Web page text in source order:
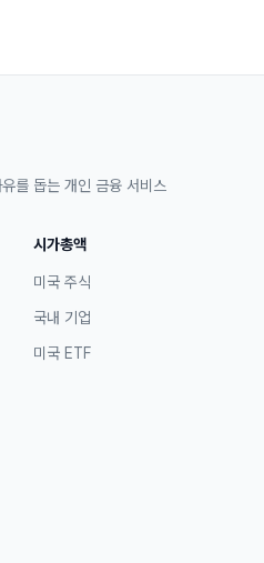
를 돕는 개인 금융 서비스
시가총액
미국 주식
국내 기업
미국 ETF